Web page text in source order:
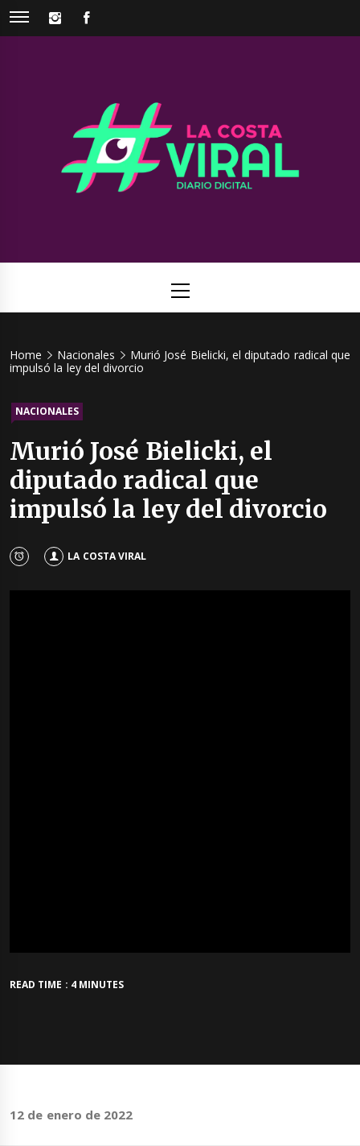
Skip
INSTAGRAM
Viral
Menu
Home Nacionales
Murió José Bielicki, el diputado radical que
impulsó la ley del divorcio
NACIONALES
Murió José Bielicki, el
diputado radical que
impulsó la ley del divorcio
LA COSTA VIRAL
READ TIME : 4 MINUTES
12 de enero de 2022